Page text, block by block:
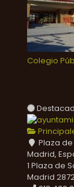
Colegio
Plaza de
Madrid,
1 Plaza de
Madrid